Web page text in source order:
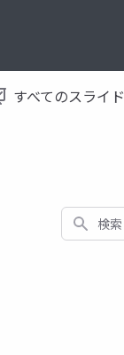
すべてのスライド
検索